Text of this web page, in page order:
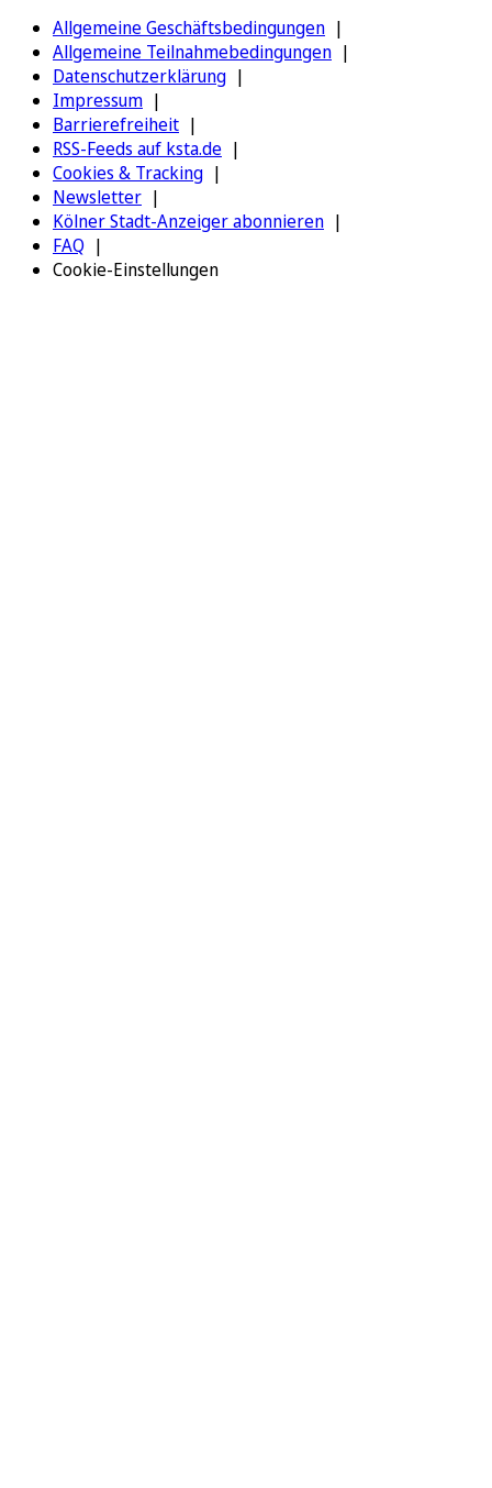
Allgemeine Geschäftsbedingungen
Allgemeine Teilnahmebedingungen
Datenschutzerklärung
Impressum
Barrierefreiheit
RSS-Feeds auf ksta.de
Cookies & Tracking
Newsletter
Kölner Stadt-Anzeiger abonnieren
FAQ
Cookie-Einstellungen